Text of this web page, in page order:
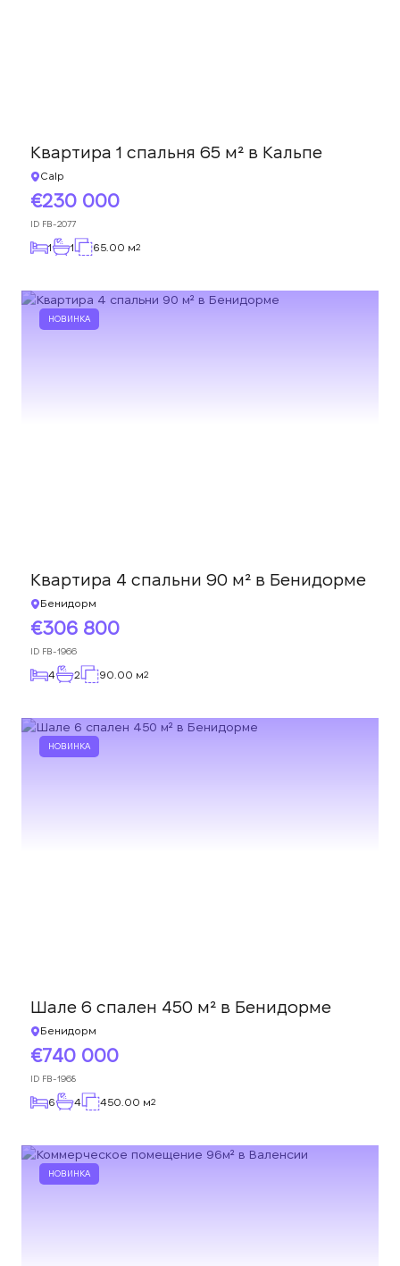
Квартира 1 спальня 65 м² в Кальпе
Calp
230 000
ID FB-2077
1 1 65.00 м2
НОВИНКА
Квартира 4 спальни 90 м² в Бенидорме
Бенидорм
306 800
ID FB-1966
4 2 90.00 м2
НОВИНКА
Шале 6 спален 450 м² в Бенидорме
Бенидорм
740 000
ID FB-1968
6 4 450.00 м2
НОВИНКА